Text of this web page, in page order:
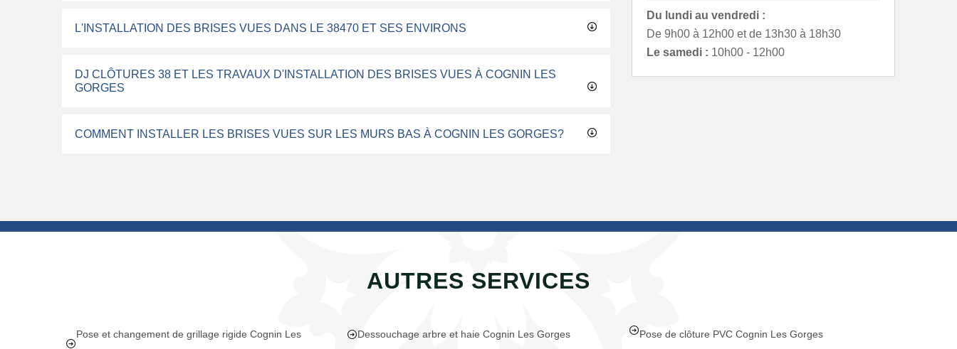
L'INSTALLATION DES BRISES VUES DANS LE 38470 ET SES ENVIRONS
DJ CLÔTURES 38 ET LES TRAVAUX D'INSTALLATION DES BRISES VUES À COGNIN LES
GORGES
COMMENT INSTALLER LES BRISES VUES SUR LES MURS BAS À COGNIN LES GORGES?
Du lundi au vendredi :
De 9h00 à 12h00 et de 13h30 à 18h30
Le samedi : 10h00 - 12h00
AUTRES SERVICES
Pose et changement de grillage rigide Cognin Les
Dessouchage arbre et haie Cognin Les Gorges Pose de clôture PVC Cognin Les Gorges